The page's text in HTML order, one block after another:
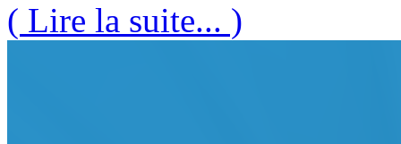
( Lire la suite... )